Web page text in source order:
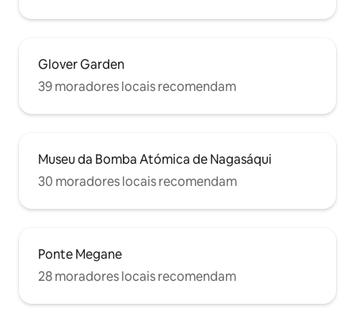
【21時以降】のデッキ及びバルコニーの
ト目的のご利用は固く禁止させていただ
ので予めご了承ください。 万が一過度な
騒音 / 室内での喫煙 / 汚損等の著しいマナ
時ご退室いただきます。 近隣住民の皆様
にご配慮いただき、一般的なホテルと同
じレベルの音量でお過ごしください。 皆
すよう何卒お願い申し上げます。 ■ 利用
アウトは固く禁止させていただきます。
※ 滞在前後のお荷物預かりはお断りして
います。 ■ 清掃 当施設はホテルではない
ため、滞在中の清掃及びリネン交換はご
separada
Glover Garden
39 moradores locais recomendam
Museu da Bomba Atómica de Nagasáqui
30 moradores locais recomendam
Ponte Megane
28 moradores locais recomendam